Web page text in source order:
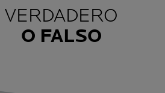
VERDADERO
O FALSO